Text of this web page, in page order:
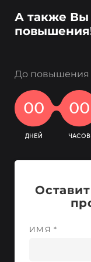
А также Вы
До повышения
00 00
ДНЕЙ ЧАСОВ
ИМЯ *